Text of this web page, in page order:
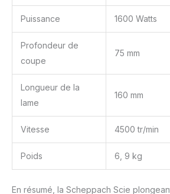
Puissance 1600 Watts
Profondeur de
coupe
75 mm
Longueur de la
lame
160 mm
Vitesse 4500 tr/min
Poids 6, 9 kg
En résumé, la Scheppach Scie